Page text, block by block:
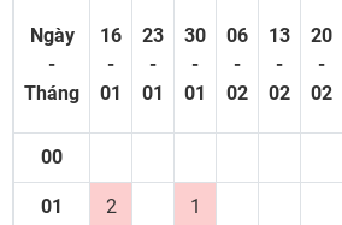
Ngày
-
Tháng
16
-
01
23
-
01
30
-
01
06
-
02
13
-
02
20
-
02
00
01 2 1